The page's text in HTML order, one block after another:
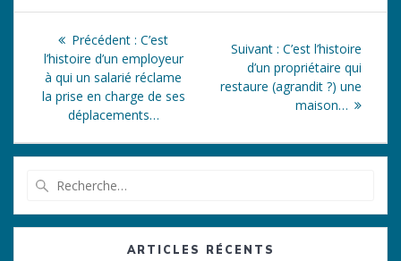
Navigation
l’article
Précédent : Article
précédent
:
C’est
l’histoire d’un employeur
à qui un salarié réclame
la prise en charge de ses
déplacements…
Suivant : Article
suivant
:
C’est l’histoire
d’un propriétaire qui
restaure (agrandit ?) une
maison…
:
ARTICLES RÉCENTS